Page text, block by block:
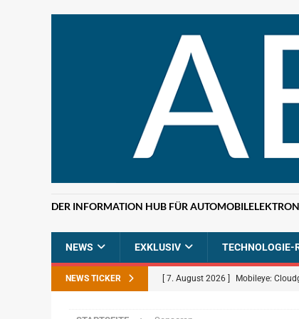
DER INFORMATION HUB FÜR
NEWS EXKLUSIV TECHNOLOGIE-
NEWS TICKER [ 7. August 2026 ] Mobileye: